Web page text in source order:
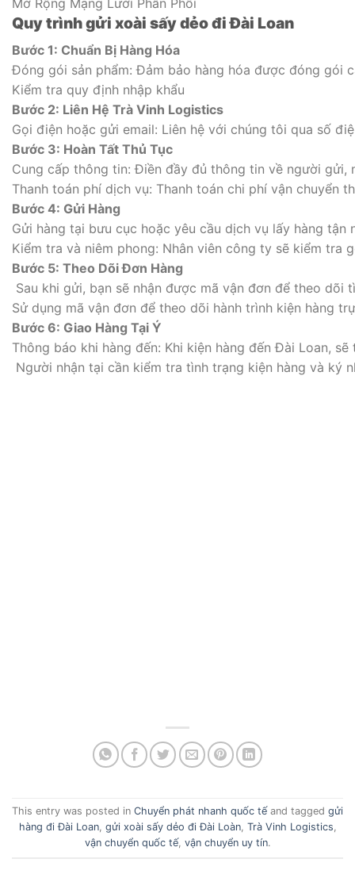
Mở Rộng Mạng Lưới Phân Phối
Quy trình gửi xoài sấy dẻo đi Đài Loan
Bước 1: Chuẩn Bị Hàng Hóa
Đóng gói sản phẩm: Đảm bảo hàng hóa được đóng gói
Kiểm tra quy định nhập khẩu
Bước 2: Liên Hệ Trà Vinh Logistics
Gọi điện hoặc gửi email: Liên hệ với chúng tôi qua số
Bước 3: Hoàn Tất Thủ Tục
Cung cấp thông tin: Điền đầy đủ thông tin về người gửi,
Thanh toán phí dịch vụ: Thanh toán chi phí vận chuyển
Bước 4: Gửi Hàng
Gửi hàng tại bưu cục hoặc yêu cầu dịch vụ lấy hàng tận
Kiểm tra và niêm phong: Nhân viên công ty sẽ kiểm tra
Bước 5: Theo Dõi Đơn Hàng
Sau khi gửi, bạn sẽ nhận được mã vận đơn để theo dõi
Sử dụng mã vận đơn để theo dõi hành trình kiện hàng
Bước 6: Giao Hàng Tại Ý
Thông báo khi hàng đến: Khi kiện hàng đến Đài Loan,
Người nhận tại cần kiểm tra tình trạng kiện hàng và ký
This entry was posted in Chuyển phát nhanh quốc tế and tagged gửi
hàng đi Đài Loan, gửi xoài sấy dẻo đi Đài Loàn, Trà Vinh Logistics
vận chuyển quốc tế, vận chuyển uy tín.